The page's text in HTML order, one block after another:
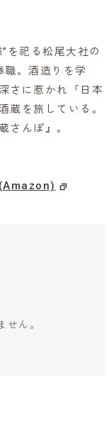
を祀る松尾大社の
。酒造りを学
さに惹かれ「日本
蔵を旅している。
さんぽ』。
せん。